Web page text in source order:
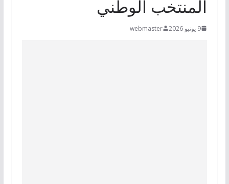
المنتخب الوطني
9 يونيو 2026 webmaster